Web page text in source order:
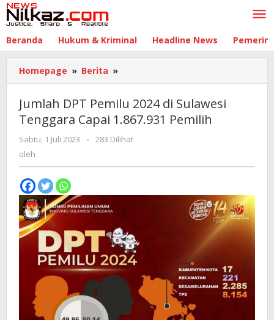
Lewati
ke
Beranda Hukum & Kriminal Headline News
Homepage » Berita »
DPT
Pemilu
2024
di
Sulawesi
Jumlah DPT Pemilu 2024 di Sulawesi
Tenggara Capai 1.867.931 Pemilih
Sabtu, 1 Juli 2023 oleh
-
283 Dilihat
oleh